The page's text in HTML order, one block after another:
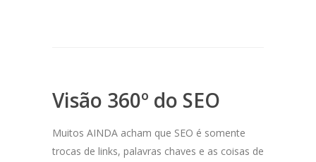
Visão 360º do SEO
Muitos AINDA acham que SEO é somente
trocas de links, palavras chaves e as coisas de